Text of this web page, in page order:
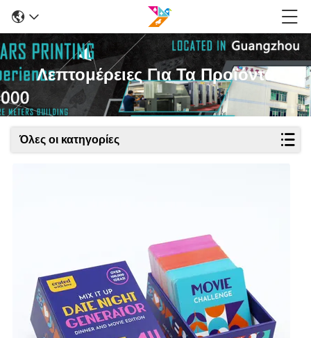
Λεπτομέρειες Για Τα Προϊόντα
Όλες οι κατηγορίες